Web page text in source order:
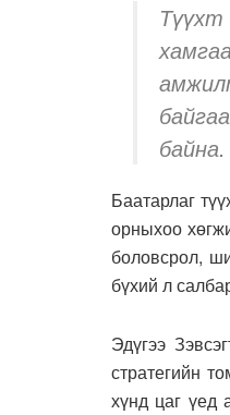
Түүхт
байна.
Баатарлаг
орныхоо
боловсрол,
бүхий л
Эдүгээ
стратегийн
хүнд цаг үед